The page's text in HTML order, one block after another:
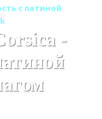
с патиной
-